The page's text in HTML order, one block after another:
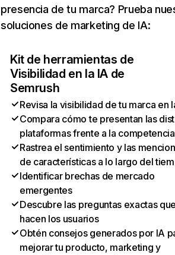
presencia de tu marca? Prueba
soluciones de marketing de IA:
Kit de herramientas de
Visibilidad en la IA de
Semrush
Revisa la visibilidad de tu marca en
Compara cómo te presentan las
plataformas frente a la competencia
Rastrea el sentimiento y las
de características a lo largo del
Identificar brechas de mercado
emergentes
Descubre las preguntas exactas
hacen los usuarios
Obtén consejos generados por IA
mejorar tu producto, marketing y